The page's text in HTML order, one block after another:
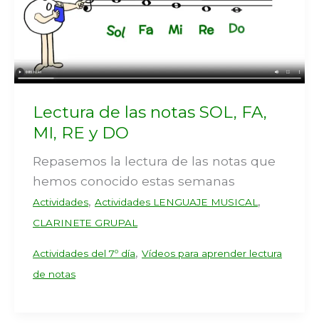
Lectura de las notas SOL, FA,
MI, RE y DO
Repasemos la lectura de las notas que
hemos conocido estas semanas
Actividades, Actividades LENGUAJE MUSICAL ,
CLARINETE GRUPAL
Actividades del 7º día, Vídeos para aprender lectura
de notas